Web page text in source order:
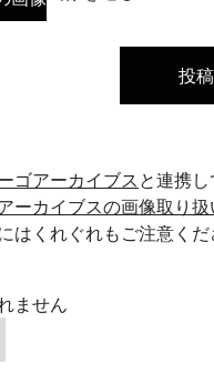
ゴアーカイブス と連携
ーカイブスの画像取り扱
はくれぐれもご注意くだ
ません